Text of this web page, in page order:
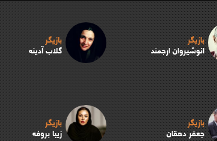
بازیگر
انوشیروان ارجمند
بازیگر
گلاب آدینه
بازیگر
جعفر دهقان
بازیگر
زیبا بروفه